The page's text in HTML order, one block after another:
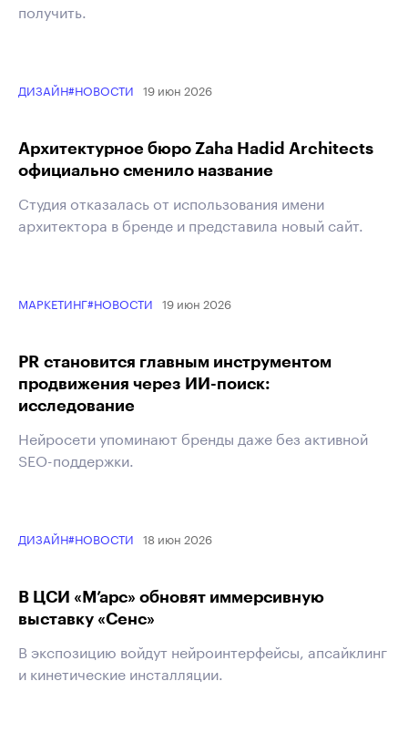
получить.
ДИЗАЙН#НОВОСТИ 19 июн 2026
Архитектурное бюро Zaha Hadid Architects
официально сменило название
Студия отказалась от использования имени
архитектора в бренде и представила новый сайт.
МАРКЕТИНГ#НОВОСТИ 19 июн 2026
PR становится главным инструментом
продвижения через ИИ-поиск:
исследование
Нейросети упоминают бренды даже без активной
SEO-поддержки.
ДИЗАЙН#НОВОСТИ 18 июн 2026
В ЦСИ «М’арс» обновят иммерсивную
выставку «Сенс»
В экспозицию войдут нейроинтерфейсы, апсайклинг
и кинетические инсталляции.